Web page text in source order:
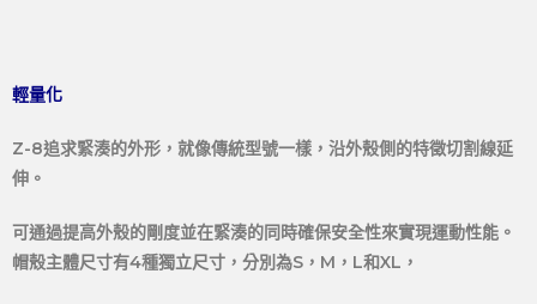
輕量化
Z-8追求緊湊的外形，就像傳統型號一樣，沿外殼側的特徵切割線延
伸。
可通過提高外殼的剛度並在緊湊的同時確​​保安全性來實現運動性能。
帽殼主體尺寸有4種獨立尺寸，分別為S，M，L和XL，